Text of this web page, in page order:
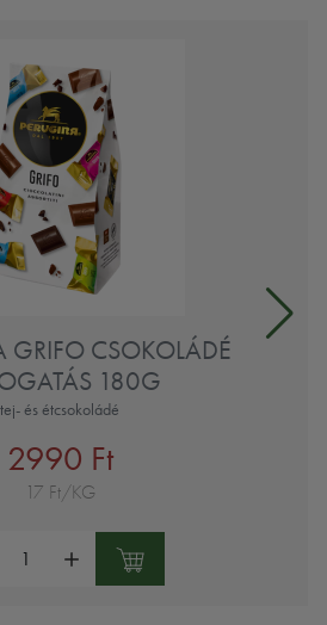
GRIFO CSOKOLÁDÉ
180G
tej- és étcsokoládé
2990 Ft
17 Ft/KG